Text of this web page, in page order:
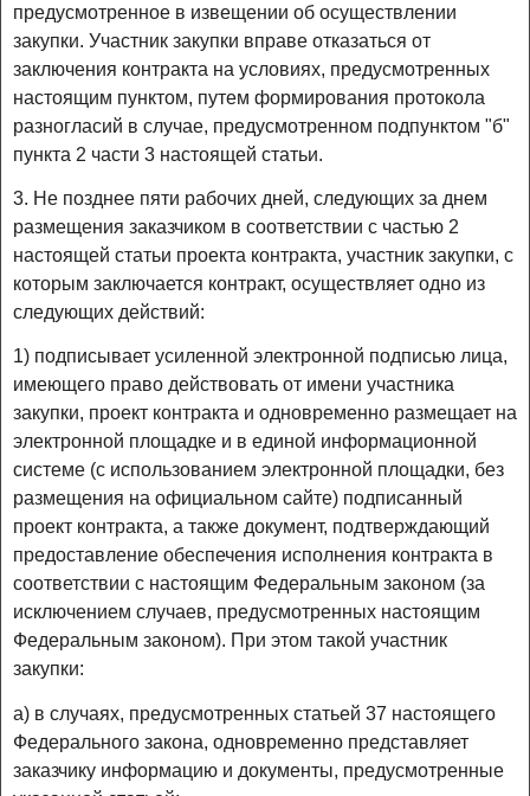
предусмотренное в извещении об осуществлении
закупки. Участник закупки вправе отказаться от
заключения контракта на условиях, предусмотренных
настоящим пунктом, путем формирования протокола
разногласий в случае, предусмотренном подпунктом "б"
пункта 2 части 3 настоящей статьи.
3. Не позднее пяти рабочих дней, следующих за днем
размещения заказчиком в соответствии с частью 2
настоящей статьи проекта контракта, участник закупки, с
которым заключается контракт, осуществляет одно из
следующих действий:
1) подписывает усиленной электронной подписью лица,
имеющего право действовать от имени участника
закупки, проект контракта и одновременно размещает на
электронной площадке и в единой информационной
системе (с использованием электронной площадки, без
размещения на официальном сайте) подписанный
проект контракта, а также документ, подтверждающий
предоставление обеспечения исполнения контракта в
соответствии с настоящим Федеральным законом (за
исключением случаев, предусмотренных настоящим
Федеральным законом). При этом такой участник
закупки:
а) в случаях, предусмотренных статьей 37 настоящего
Федерального закона, одновременно представляет
заказчику информацию и документы, предусмотренные